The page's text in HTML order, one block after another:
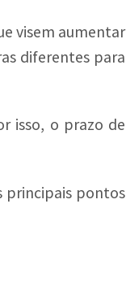
visem aumentar
diferentes para
isso, o prazo de
principais pontos